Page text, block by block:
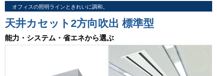
オフィスの照明ラインときれいに調和。
天井カセット2方向吹出 標準型
能力・システム・省エネから選ぶ